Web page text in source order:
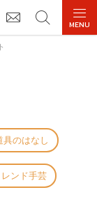
具のはなし
ンド手芸